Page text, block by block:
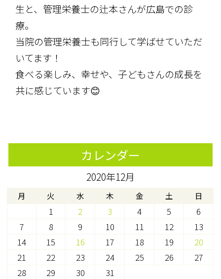
生と、管理栄養士の辻本さんが広島での診
療。
当院の管理栄養士も同行して学ばせていただ
いてます！
食べる楽しみ、幸せや、子どもさんの成長を
共に感じています😊
カレンダー
2020年12月
月 火 水 木 金 土 日
1 2 3 4 5
6
7
8 9 10 11 12
13
14
15 16 17 18 19
20
21
22 23 24 25 26
27
28
29 30 31